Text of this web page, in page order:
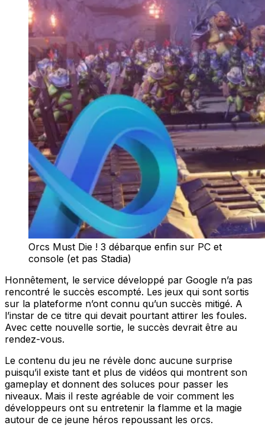
Orcs Must Die ! 3 débarque enfin sur PC et
console (et pas Stadia)
Honnêtement, le service développé par Google n’a pas
rencontré le succès escompté. Les jeux qui sont sortis
sur la plateforme n’ont connu qu’un succès mitigé. A
l’instar de ce titre qui devait pourtant attirer les foules.
Avec cette nouvelle sortie, le succès devrait être au
rendez-vous.
Le contenu du jeu ne révèle donc aucune surprise
puisqu’il existe tant et plus de vidéos qui montrent son
gameplay et donnent des soluces pour passer les
niveaux. Mais il reste agréable de voir comment les
développeurs ont su entretenir la flamme et la magie
autour de ce jeune héros repoussant les orcs.